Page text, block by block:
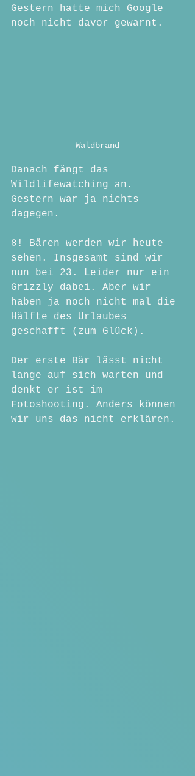
Gestern hatte mich Google
noch nicht davor gewarnt.
Waldbrand
Danach fängt das
Wildlifewatching an.
Gestern war ja nichts
dagegen.
8! Bären werden wir heute
sehen. Insgesamt sind wir
nun bei 23. Leider nur ein
Grizzly dabei. Aber wir
haben ja noch nicht mal die
Hälfte des Urlaubes
geschafft (zum Glück).
Der erste Bär lässt nicht
lange auf sich warten und
denkt er ist im
Fotoshooting. Anders können
wir uns das nicht erklären.